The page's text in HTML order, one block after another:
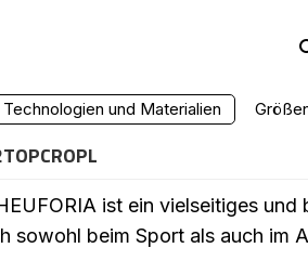
Technologien und Materialien
ist ein vielseitiges und
sowohl beim Sport als auch im